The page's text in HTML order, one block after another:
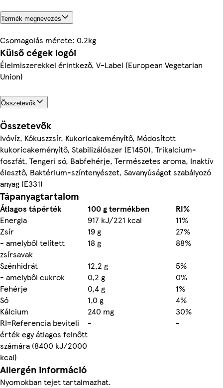
Termék megnevezés
Csomagolás mérete: 0.2kg
Külső cégek logói
Élelmiszerekkel érintkező, V-Label (European Vegetarian
Union)
Összetevők
Összetevők
Ivóvíz, Kókuszzsír, Kukoricakeményítő, Módosított
kukoricakeményítő, Stabilizálószer (E1450), Trikalcium-
foszfát, Tengeri só, Babfehérje, Természetes aroma, Inaktív
élesztő, Baktérium-színtenyészet, Savanyúságot szabályozó
anyag (E331)
Tápanyagtartalom
Átlagos tápérték 100 g termékben
RI%
Energia
917 kJ/221 kcal
11%
Zsír
19 g
27%
- amelyből telített
zsírsavak
18 g
88%
Szénhidrát
12,2 g
5%
- amelyből cukrok
0,2 g
0%
Fehérje
0,4 g
1%
Só
1,0 g
4%
Kálcium
240 mg
30%
RI=Referencia beviteli
érték egy átlagos felnőtt
számára (8400 kJ/2000
kcal)
- -
Allergén információ
Nyomokban tejet tartalmazhat.